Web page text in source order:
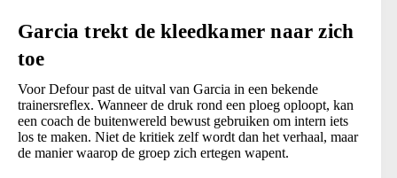
Garcia trekt de kleedkamer naar zich
toe
Voor Defour past de uitval van Garcia in een bekende
trainersreflex. Wanneer de druk rond een ploeg oploopt, kan
een coach de buitenwereld bewust gebruiken om intern iets
los te maken. Niet de kritiek zelf wordt dan het verhaal, maar
de manier waarop de groep zich ertegen wapent.